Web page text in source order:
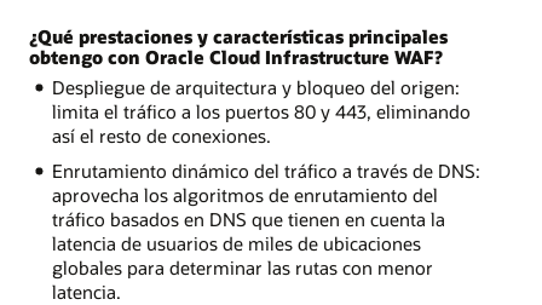
¿Qué prestaciones y características principales
obtengo con Oracle Cloud Infrastructure WAF?
Despliegue de arquitectura y bloqueo del origen:
limita el tráfico a los puertos 80 y 443, eliminando
así el resto de conexiones.
Enrutamiento dinámico del tráfico a través de DNS:
aprovecha los algoritmos de enrutamiento del
tráfico basados en DNS que tienen en cuenta la
latencia de usuarios de miles de ubicaciones
globales para determinar las rutas con menor
latencia.